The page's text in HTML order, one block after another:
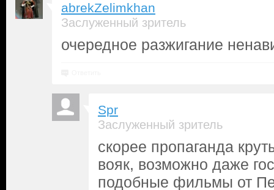
abrekZelimkhan
Заслуженный зритель
очередное разжигание
Spr
Заслуженный зритель
скорее пропаганда
вояк, возможно даже
подобные фильмы от